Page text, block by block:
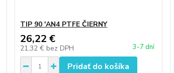
TIP 90 'AN4 PTFE ČIERNY
26,22 €
21,32 € bez DPH 3-7 dní
Pridať do košíka